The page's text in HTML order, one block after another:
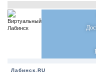
Лабинск.RU